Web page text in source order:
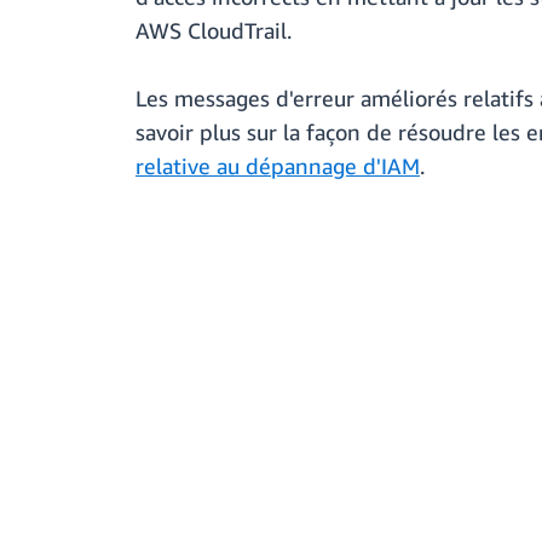
AWS CloudTrail.
Les messages d'erreur améliorés
savoir plus sur la façon de résoudre les
relative au dépannage d'IAM.